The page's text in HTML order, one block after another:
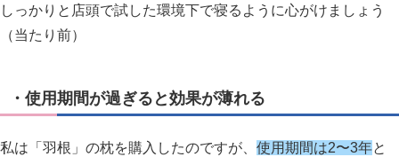
しっかりと店頭で試した環境下で寝るように心がけましょう
（当たり前）
・使用期間が過ぎると効果が薄れる
私は「羽根」の枕を購入したのですが、 使用期間は2〜3年と